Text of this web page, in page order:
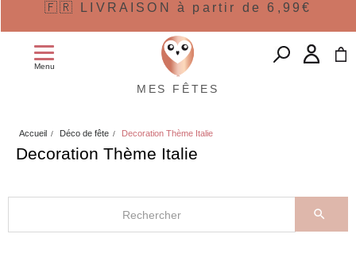
🇫🇷 LIVRAISON à partir de 6,99€
Menu
MES FÊTES
Accueil Déco de fête Decoration Thème Italie
Decoration Thème Italie
